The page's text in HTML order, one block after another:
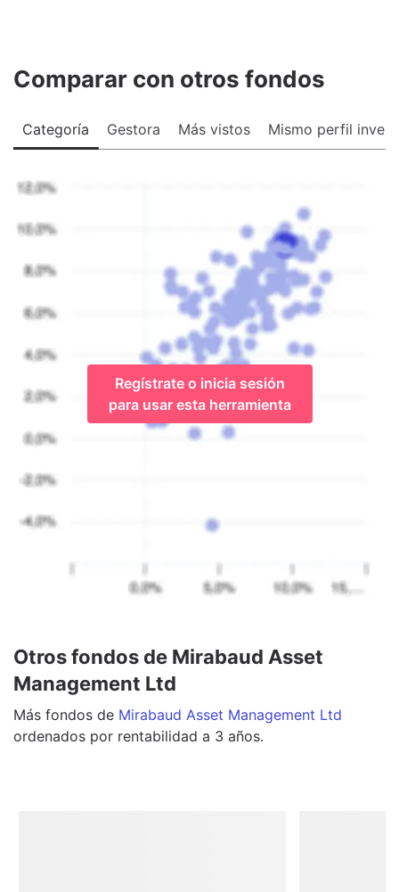
Comparar con otros fondos
Categoría Gestora Más vistos Mismo perfil
Regístrate o inicia sesión
para usar esta herramienta
Otros fondos de Mirabaud Asset
Management Ltd
Más fondos de Mirabaud Asset Management Ltd
ordenados por rentabilidad a 3 años.